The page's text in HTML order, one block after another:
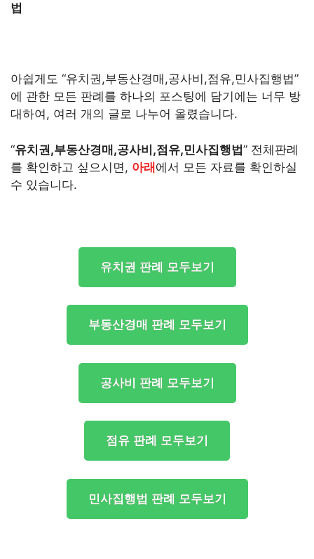
법
아쉽게도 “유치권,부동산경매,공사비,점유,민사집행법”
에 관한 모든 판례를 하나의 포스팅에 담기에는 너무 방
대하여, 여러 개의 글로 나누어 올렸습니다.
“유치권,부동산경매,공사비,점유,민사집행법” 전체판례
를 확인하고 싶으시면, 아래에서 모든 자료를 확인하실
수 있습니다.
유치권 판례 모두보기
부동산경매 판례 모두보기
공사비 판례 모두보기
점유 판례 모두보기
민사집행법 판례 모두보기